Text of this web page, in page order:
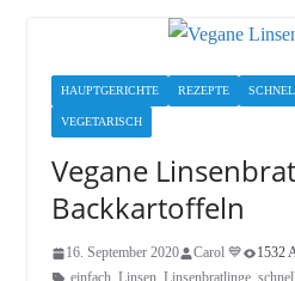
HAUPTGERICHTE REZEPTE
VEGETARISCH
Vegane
Backkartoffeln
16. September 2020 Carol 💙
1532
einfach, Linsen, Linsenbratlinge,